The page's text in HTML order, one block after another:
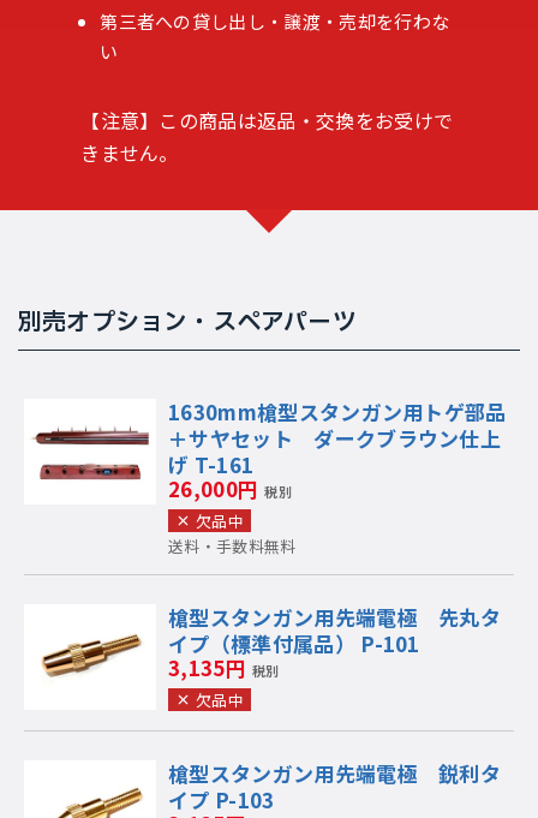
第三者への貸し出し・譲渡・売却を行わな
い
【注意】この商品は返品・交換をお受けで
きません。
別売オプション・スペアパーツ
1630mm槍型スタンガン用トゲ部品
＋サヤセット ダークブラウン仕上
げ T-161
26,000円 税別
欠品中
送料・手数料無料
槍型スタンガン用先端電極 先丸タ
イプ（標準付属品） P-101
3,135円 税別
欠品中
槍型スタンガン用先端電極 鋭利タ
イプ P-103